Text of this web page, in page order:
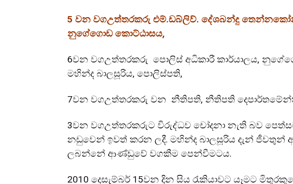
5 වන වගඋත්තරකරු එම්.ඩබ්ලිව්. දේශබන්දු
නුගේගොඩ කොට්ඨාසය,
6වන වගඋත්තරකරු පොලිස් අධිකාරී කාර්යාලය,
මහින්ද බාලසූරිය, පොලිස්පති,
7වන වගඋත්තරකරු වන නීතිපති, නීතිපති
3වන වගඋත්තරකරුට විරුද්ධව චෝදනා නැති බව
නඩුවෙන් ඉවත් කරන ලදී. මහින්ද බාලසූරිය දැන් ජීවතුන්
ලබන්නේ ආණ්ඩුවේ වගකීම පෙන්වීමටය.
2010 දෙසැම්බර් 15වන දින සිය රැකියාවට යෑමට